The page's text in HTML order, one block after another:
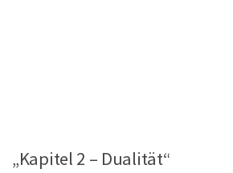
„Kapitel 2 – Dualität“